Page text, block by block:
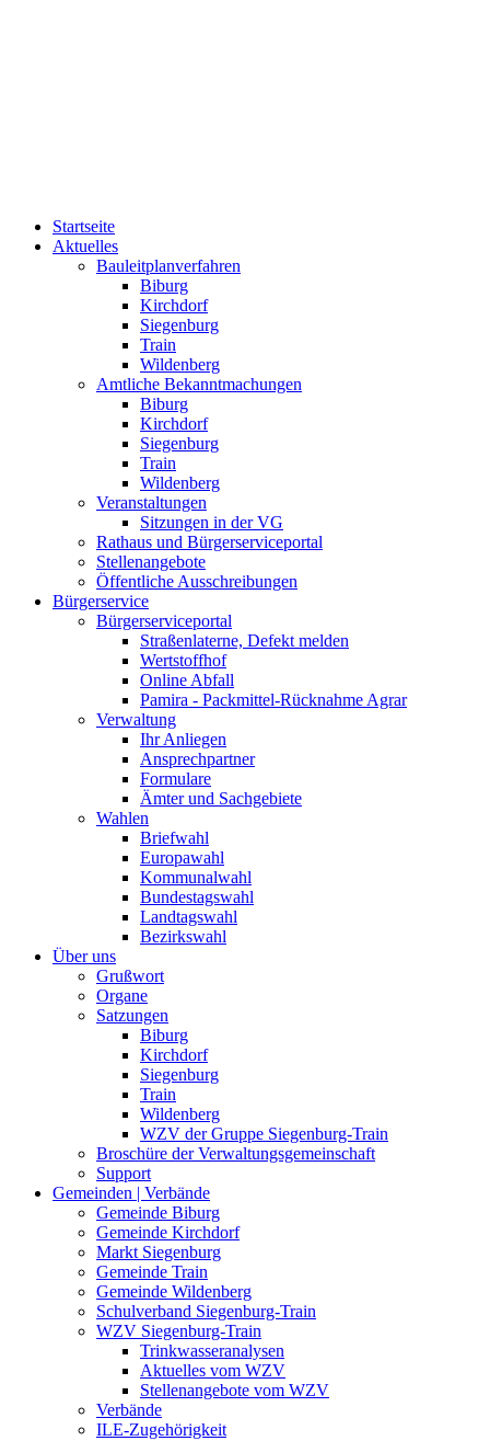
Startseite
Aktuelles
Bauleitplanverfahren
Biburg
Kirchdorf
Siegenburg
Train
Wildenberg
Amtliche Bekanntmachungen
Biburg
Kirchdorf
Siegenburg
Train
Wildenberg
Veranstaltungen
Sitzungen in der VG
Rathaus und Bürgerserviceportal
Stellenangebote
Öffentliche Ausschreibungen
Bürgerservice
Bürgerserviceportal
Straßenlaterne, Defekt melden
Wertstoffhof
Online Abfall
Pamira - Packmittel-Rücknahme Agrar
Verwaltung
Ihr Anliegen
Ansprechpartner
Formulare
Ämter und Sachgebiete
Wahlen
Briefwahl
Europawahl
Kommunalwahl
Bundestagswahl
Landtagswahl
Bezirkswahl
Über uns
Grußwort
Organe
Satzungen
Biburg
Kirchdorf
Siegenburg
Train
Wildenberg
WZV der Gruppe Siegenburg-Train
Broschüre der Verwaltungsgemeinschaft
Support
Gemeinden | Verbände
Gemeinde Biburg
Gemeinde Kirchdorf
Markt Siegenburg
Gemeinde Train
Gemeinde Wildenberg
Schulverband Siegenburg-Train
WZV Siegenburg-Train
Trinkwasseranalysen
Aktuelles vom WZV
Stellenangebote vom WZV
Verbände
ILE-Zugehörigkeit